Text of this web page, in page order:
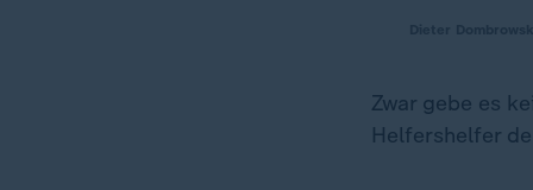
Zwar gebe es
Helfershelfer